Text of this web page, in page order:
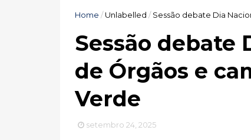
Home /Unlabelled / Sessão debate Dia
Sessão debate
de Órgãos e
Verde
setembro 24, 2025